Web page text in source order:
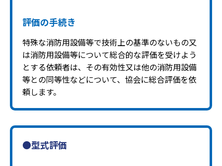
評価の手続き
特殊な消防用設備等で技術上の基準のないもの又
は消防用設備等について総合的な評価を受けよう
とする依頼者は、その有効性又は他の消防用設備
等との同等性などについて、協会に総合評価を依
頼します。
●型式評価